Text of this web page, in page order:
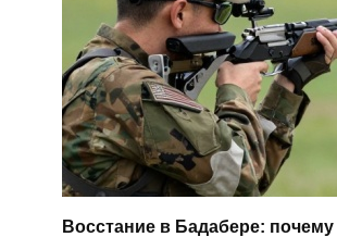
Восстание в Бадабере: почему